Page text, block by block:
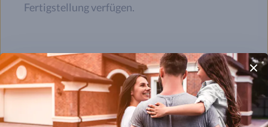
Fertigstellung verfügen.